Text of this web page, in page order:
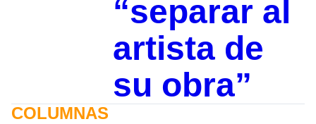
“separar al
artista de
su obra”
COLUMNAS